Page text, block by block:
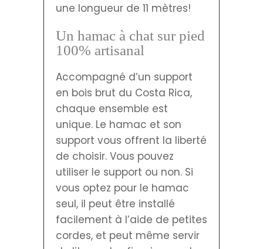
une longueur de 11 mètres!
Un hamac à chat sur pied
100% artisanal
Accompagné d’un support
en bois brut du Costa Rica,
chaque ensemble est
unique. Le hamac et son
support vous offrent la liberté
de choisir. Vous pouvez
utiliser le support ou non. Si
vous optez pour le hamac
seul, il peut être installé
facilement à l’aide de petites
cordes, et peut même servir